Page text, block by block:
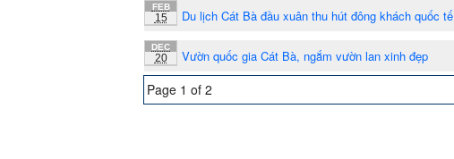
FEB
15 Du lịch Cát Bà đầu xuân thu hút đông khách quốc tế
DEC
20 Vườn quốc gia Cát Bà, ngắm vườn lan xinh đẹp
Page 1 of 2